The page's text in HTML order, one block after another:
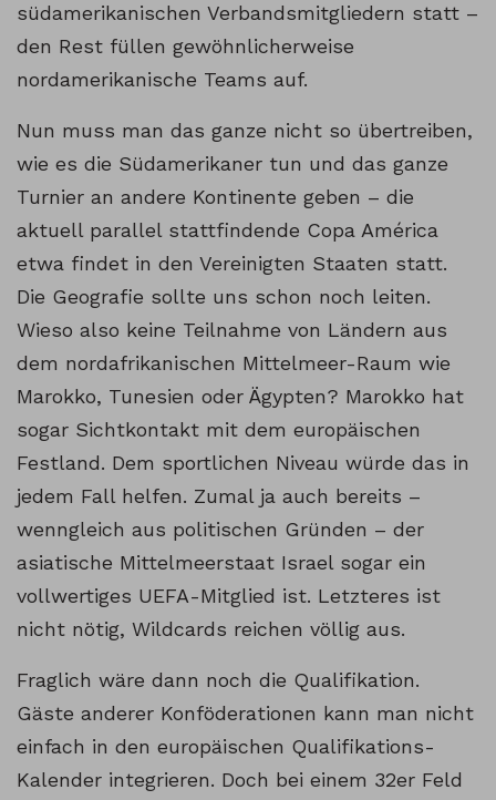
südamerikanischen Verbandsmitgliedern statt –
den Rest füllen gewöhnlicherweise
nordamerikanische Teams auf.
Nun muss man das ganze nicht so übertreiben,
wie es die Südamerikaner tun und das ganze
Turnier an andere Kontinente geben – die
aktuell parallel stattfindende Copa América
etwa findet in den Vereinigten Staaten statt.
Die Geografie sollte uns schon noch leiten.
Wieso also keine Teilnahme von Ländern aus
dem nordafrikanischen Mittelmeer-Raum wie
Marokko, Tunesien oder Ägypten? Marokko hat
sogar Sichtkontakt mit dem europäischen
Festland. Dem sportlichen Niveau würde das in
jedem Fall helfen. Zumal ja auch bereits –
wenngleich aus politischen Gründen – der
asiatische Mittelmeerstaat Israel sogar ein
vollwertiges UEFA-Mitglied ist. Letzteres ist
nicht nötig, Wildcards reichen völlig aus.
Fraglich wäre dann noch die Qualifikation.
Gäste anderer Konföderationen kann man nicht
einfach in den europäischen Qualifikations-
Kalender integrieren. Doch bei einem 32er Feld